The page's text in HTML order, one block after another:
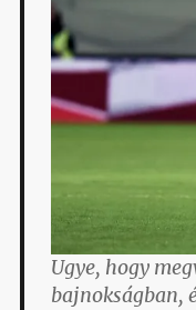
Ugye, hogy
bajnokságban,